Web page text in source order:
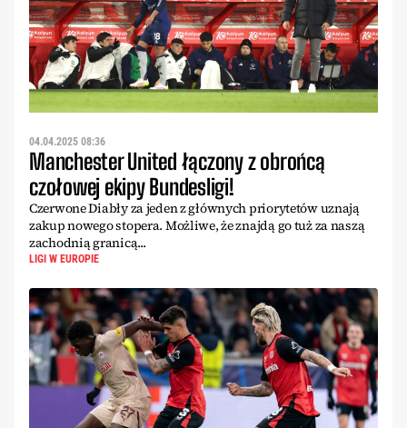
04.04.2025 08:36
Manchester United łączony z obrońcą
czołowej ekipy Bundesligi!
Czerwone Diabły za jeden z głównych priorytetów uznają
zakup nowego stopera. Możliwe, że znajdą go tuż za naszą
zachodnią granicą...
LIGI W EUROPIE